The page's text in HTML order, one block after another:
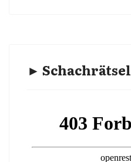
► Schachrätsel